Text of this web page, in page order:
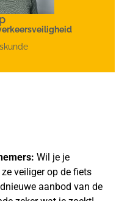
Wil je je
veiliger op de fiets
aanbod van de